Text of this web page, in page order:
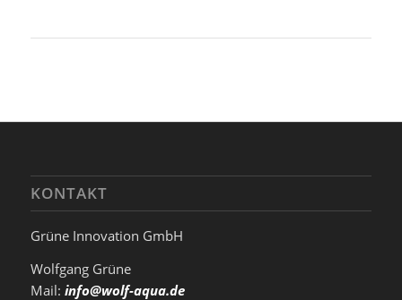
KONTAKT
Grüne Innovation GmbH
Wolfgang Grüne
Mail: info@wolf-aqua.de